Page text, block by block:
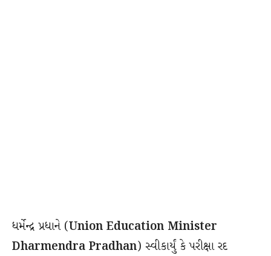
ધર્મેન્દ્ર પ્રધાને (Union Education Minister
Dharmendra Pradhan) સ્વીકાર્યું કે પરીક્ષા રદ